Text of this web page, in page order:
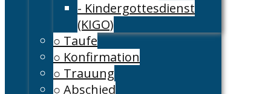
- Kindergottesdienst
(KIGO)
○ Taufe
○ Konfirmation
○ Trauung
○ Abschied